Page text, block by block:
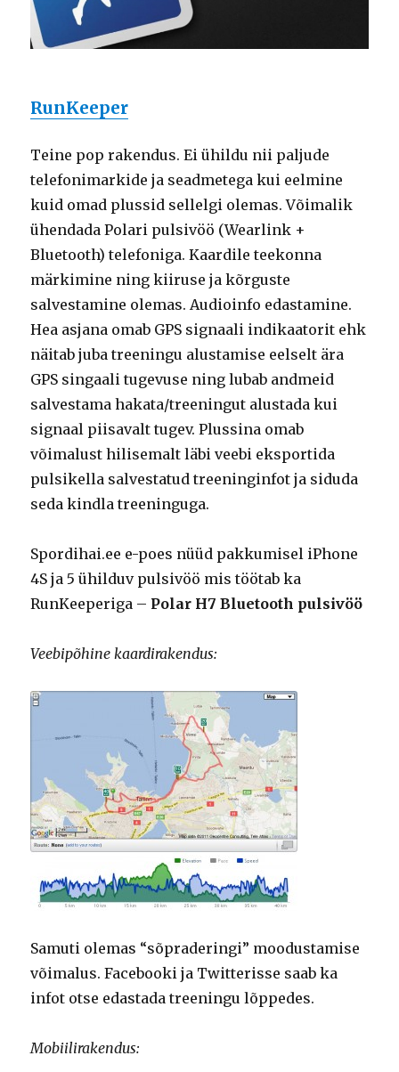
RunKeeper
Teine pop rakendus. Ei ühildu nii paljude
telefonimarkide ja seadmetega kui eelmine
kuid omad plussid sellelgi olemas. Võimalik
ühendada Polari pulsivöö (Wearlink +
Bluetooth) telefoniga. Kaardile teekonna
märkimine ning kiiruse ja kõrguste
salvestamine olemas. Audioinfo edastamine.
Hea asjana omab GPS signaali indikaatorit ehk
näitab juba treeningu alustamise eelselt ära
GPS singaali tugevuse ning lubab andmeid
salvestama hakata/treeningut alustada kui
signaal piisavalt tugev. Plussina omab
võimalust hilisemalt läbi veebi eksportida
pulsikella salvestatud treeninginfot ja siduda
seda kindla treeninguga.
Spordihai.ee e-poes nüüd pakkumisel iPhone
4S ja 5 ühilduv pulsivöö mis töötab ka
RunKeeperiga – Polar H7 Bluetooth pulsivöö
Veebipõhine kaardirakendus:
Samuti olemas “sõpraderingi” moodustamise
võimalus. Facebooki ja Twitterisse saab ka
infot otse edastada treeningu lõppedes.
Mobiilirakendus: